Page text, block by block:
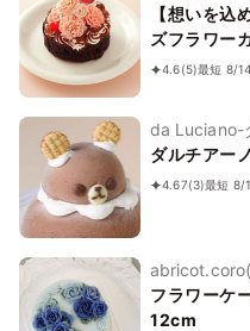
【想いを込
ズフラワー
《Cake.jp限
4.6(5)最短 8/14
da Luciano-
ダルチアー
4.67(3)最短 8/
フラワーケ
12cm